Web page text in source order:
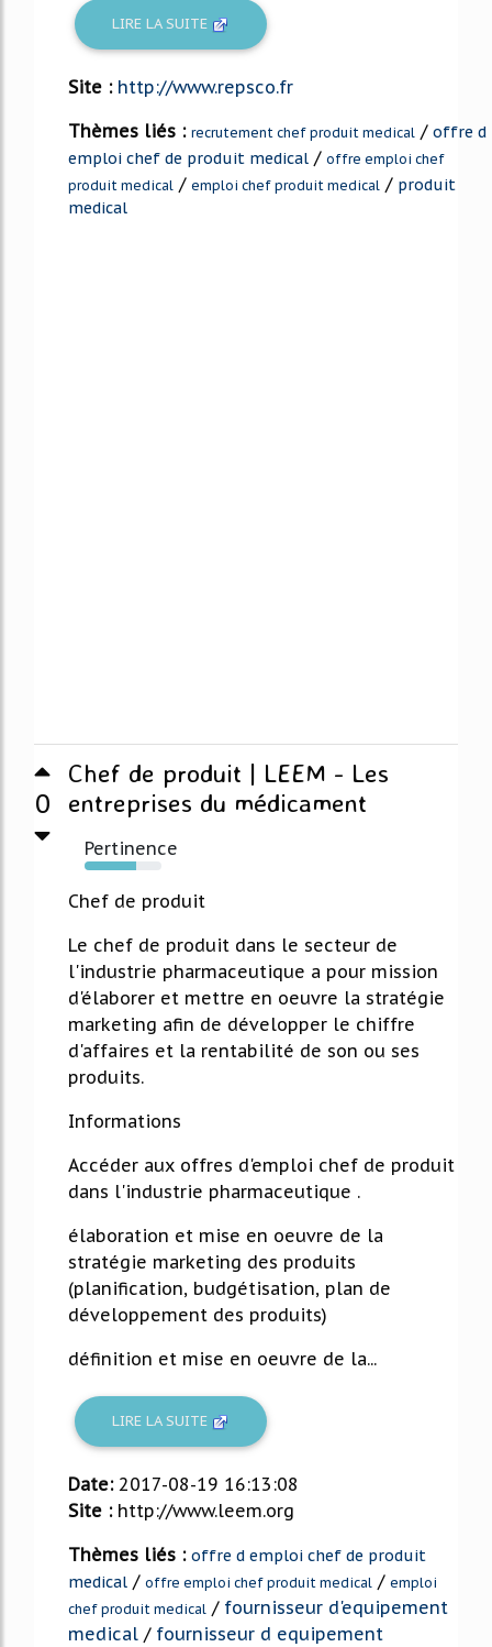
LIRE LA SUITE
Site : http://www.repsco.fr
Thèmes liés : recrutement chef produit medical / offre d
emploi chef de produit medical / offre emploi chef
produit medical / emploi chef produit medical / produit
medical
0
Chef de produit | LEEM - Les
entreprises du médicament
Pertinence
67%
Chef de produit
Le chef de produit dans le secteur de
l'industrie pharmaceutique a pour mission
d'élaborer et mettre en oeuvre la stratégie
marketing afin de développer le chiffre
d'affaires et la rentabilité de son ou ses
produits.
Informations
Accéder aux offres d'emploi chef de produit
dans l'industrie pharmaceutique .
élaboration et mise en oeuvre de la
stratégie marketing des produits
(planification, budgétisation, plan de
développement des produits)
définition et mise en oeuvre de la...
LIRE LA SUITE
Date: 2017-08-19 16:13:08
Site : http://www.leem.org
Thèmes liés : offre d emploi chef de produit
medical / offre emploi chef produit medical / emploi
chef produit medical / fournisseur d'equipement
medical / fournisseur d equipement